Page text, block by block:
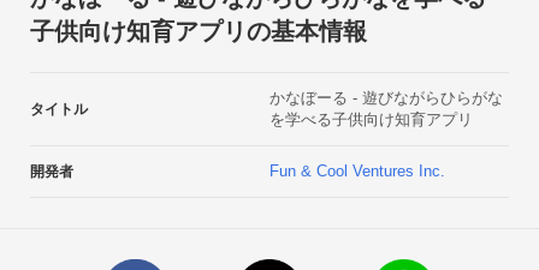
っぷる・・・5問正解するとコースクリアとなります。
ゲームオーバーはありません。■ コンセプト今の時代、子供が
ても忙しくて子供の面倒が見れない時などは、ついつい、スマ
ホを子供に渡して、一人で静かに遊ばせたりしてしまいがちで
す。そんな中、「かなぼーる」は、親子一緒に遊んでもらうア
子供向け知育アプリの基本情報
タイトル
かなぼーる - 遊びながらひらがな
を学べる子供向け知育アプリ
開発者 Fun & Cool Ventures Inc.